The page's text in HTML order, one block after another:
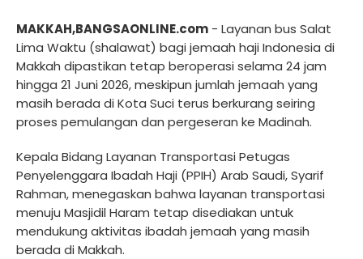
MAKKAH,BANGSAONLINE.com - Layanan bus Salat
Lima Waktu (shalawat) bagi jemaah haji Indonesia di
Makkah dipastikan tetap beroperasi selama 24 jam
hingga 21 Juni 2026, meskipun jumlah jemaah yang
masih berada di Kota Suci terus berkurang seiring
proses pemulangan dan pergeseran ke Madinah.
Kepala Bidang Layanan Transportasi Petugas
Penyelenggara Ibadah Haji (PPIH) Arab Saudi, Syarif
Rahman, menegaskan bahwa layanan transportasi
menuju Masjidil Haram tetap disediakan untuk
mendukung aktivitas ibadah jemaah yang masih
berada di Makkah.